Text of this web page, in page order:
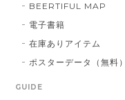
BEERTIFUL MAP
電子書籍
在庫ありアイテム
ポスターデータ（無料）
GUIDE